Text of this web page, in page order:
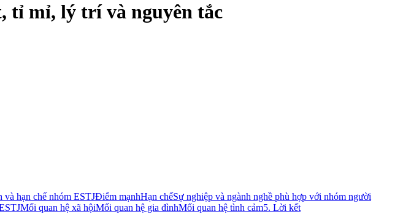
tỉ mỉ, lý trí và nguyên tắc
và hạn chế nhóm ESTJĐiểm mạnhHạn chếSự nghiệp và ngành nghề phù hợp với nhóm người
Mối quan hệ xã hộiMối quan hệ gia đìnhMối quan hệ tình cảm5. Lời kết